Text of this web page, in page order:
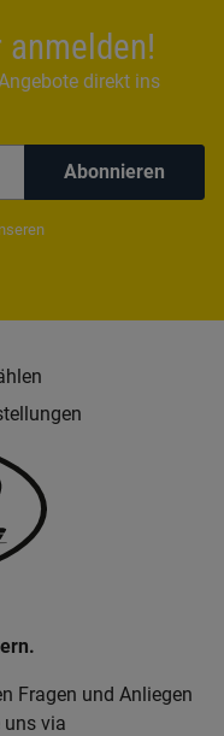
direkt ins
Abonnieren
Fragen und Anliegen
uns via